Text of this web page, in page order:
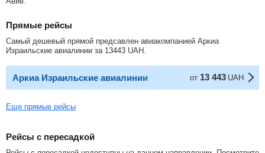
Прямые рейсы
Самый дешевый прямой предсавлен авиакомпанией Аркиа
Израильские авиалинии за 13443 UAH
Аркиа Израильские авиалинии от 13 443 UAH
Еще прямые рейсы
Рейсы с пересадкой